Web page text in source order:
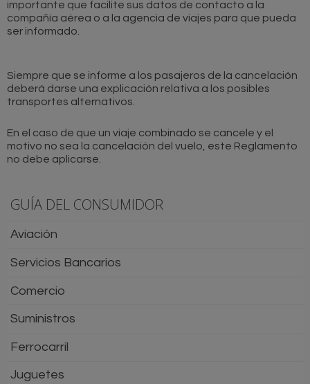
importante que facilite sus datos de contacto a la
compañía aérea o a la agencia de viajes para que pueda
ser informado.
Siempre que se informe a los pasajeros de la cancelación
deberá darse una explicación relativa a los posibles
transportes alternativos.
En el caso de que un viaje combinado se cancele y el
motivo no sea la cancelación del vuelo, este Reglamento
no debe aplicarse.
GUÍA DEL CONSUMIDOR
Aviación
Servicios Bancarios
Comercio
Suministros
Ferrocarril
Juguetes